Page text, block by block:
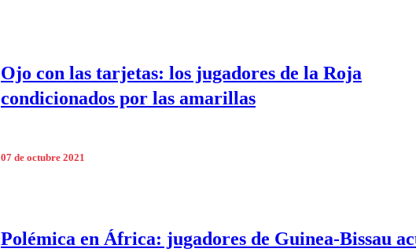
Ojo con las tarjetas: los jugadores de la Roja
condicionados por las amarillas
07 de octubre 2021
Polémica en África: jugadores de Guinea-Bissau